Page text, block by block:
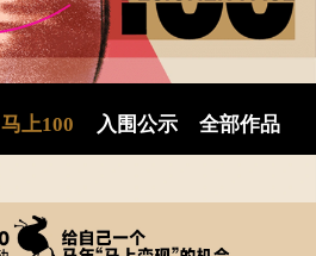
马上100 入围公示 全部作品